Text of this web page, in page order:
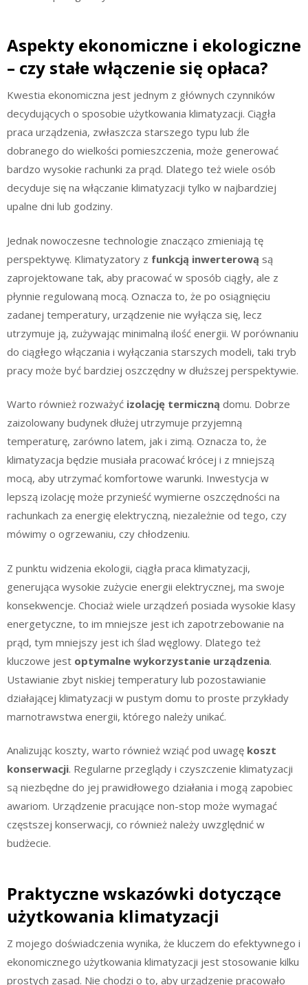
Aspekty ekonomiczne i ekologiczne
– czy stałe włączenie się opłaca?
Kwestia ekonomiczna jest jednym z głównych czynników
decydujących o sposobie użytkowania klimatyzacji. Ciągła
praca urządzenia, zwłaszcza starszego typu lub źle
dobranego do wielkości pomieszczenia, może generować
bardzo wysokie rachunki za prąd. Dlatego też wiele osób
decyduje się na włączanie klimatyzacji tylko w najbardziej
upalne dni lub godziny.
Jednak nowoczesne technologie znacząco zmieniają tę
perspektywę. Klimatyzatory z funkcją inwerterową są
zaprojektowane tak, aby pracować w sposób ciągły, ale z
płynnie regulowaną mocą. Oznacza to, że po osiągnięciu
zadanej temperatury, urządzenie nie wyłącza się, lecz
utrzymuje ją, zużywając minimalną ilość energii. W porównaniu
do ciągłego włączania i wyłączania starszych modeli, taki tryb
pracy może być bardziej oszczędny w dłuższej perspektywie.
Warto również rozważyć izolację termiczną domu. Dobrze
zaizolowany budynek dłużej utrzymuje przyjemną
temperaturę, zarówno latem, jak i zimą. Oznacza to, że
klimatyzacja będzie musiała pracować krócej i z mniejszą
mocą, aby utrzymać komfortowe warunki. Inwestycja w
lepszą izolację może przynieść wymierne oszczędności na
rachunkach za energię elektryczną, niezależnie od tego, czy
mówimy o ogrzewaniu, czy chłodzeniu.
Z punktu widzenia ekologii, ciągła praca klimatyzacji,
generująca wysokie zużycie energii elektrycznej, ma swoje
konsekwencje. Chociaż wiele urządzeń posiada wysokie klasy
energetyczne, to im mniejsze jest ich zapotrzebowanie na
prąd, tym mniejszy jest ich ślad węglowy. Dlatego też
kluczowe jest optymalne wykorzystanie urządzenia.
Ustawianie zbyt niskiej temperatury lub pozostawianie
działającej klimatyzacji w pustym domu to proste przykłady
marnotrawstwa energii, którego należy unikać.
Analizując koszty, warto również wziąć pod uwagę koszt
konserwacji. Regularne przeglądy i czyszczenie klimatyzacji
są niezbędne do jej prawidłowego działania i mogą zapobiec
awariom. Urządzenie pracujące non-stop może wymagać
częstszej konserwacji, co również należy uwzględnić w
budżecie.
Praktyczne wskazówki dotyczące
użytkowania klimatyzacji
Z mojego doświadczenia wynika, że kluczem do efektywnego i
ekonomicznego użytkowania klimatyzacji jest stosowanie kilku
prostych zasad. Nie chodzi o to, aby urządzenie pracowało